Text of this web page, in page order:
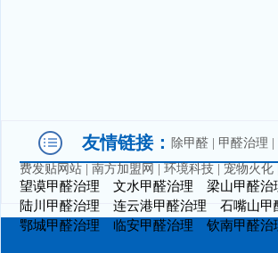
友情链接： 除甲醛 甲醛治理
费发贴网站
南方加盟网 环境科技 宠物火化
望谟甲醛治理 文水甲醛治理 梁山甲醛治
陆川甲醛治理
连云港甲醛治理 石嘴山甲
鄂城甲醛治理
临安甲醛治理 钦南甲醛治